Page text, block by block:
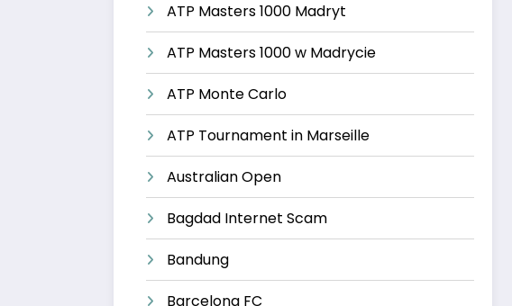
ATP Masters 1000 Madryt
ATP Masters 1000 w Madrycie
ATP Monte Carlo
ATP Tournament in Marseille
Australian Open
Bagdad Internet Scam
Bandung
Barcelona FC